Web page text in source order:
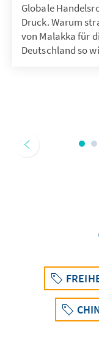
Globale
Druck. Warum
von Malakka für
Deutschland so